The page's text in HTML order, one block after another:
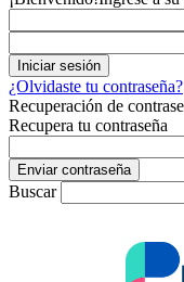
¿Olvidaste tu contraseña?
Recuperación de
Recupera tu contraseña
Buscar